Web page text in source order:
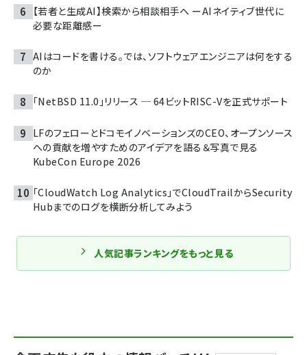
【若者と生成AI】検索から相談相手へ ーAIネイティブ世代に
必要な距離感ー
AIはコードを書ける。では、ソフトウェアエンジニアは何をする
のか
「NetBSD 11.0」リリース ─ 64ビットRISC-Vを正式サポート
LFのフェローとドコモイノベーションズのCEO、オープンソース
への貢献を増やすためのアイデアを語る＆写真で見る
KubeCon Europe 2026
「CloudWatch Log Analytics」でCloudTrailからSecurity
Hubまでのログを横断分析してみよう
人気記事ランキングをもっと見る